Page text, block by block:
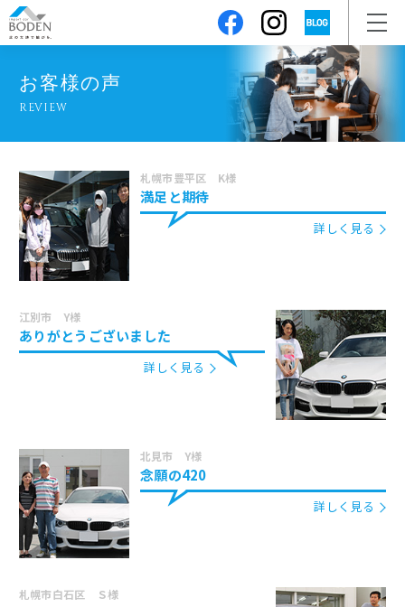
お客様の声
REVIEW
札幌市豊平区 K様
満足と期待
詳しく見る
江別市 Y様
ありがとうございました
詳しく見る
北見市 Y様
念願の420
詳しく見る
札幌市白石区 Ｓ様